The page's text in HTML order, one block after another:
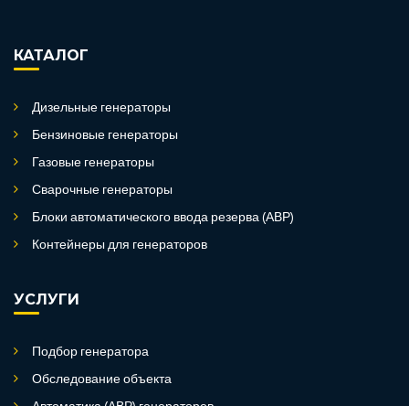
КАТАЛОГ
Дизельные генераторы
Бензиновые генераторы
Газовые генераторы
Сварочные генераторы
Блоки автоматического ввода резерва (АВР)
Контейнеры для генераторов
УСЛУГИ
Подбор генератора
Обследование объекта